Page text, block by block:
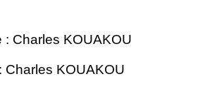
: Charles KOUAKOU
Charles KOUAKOU